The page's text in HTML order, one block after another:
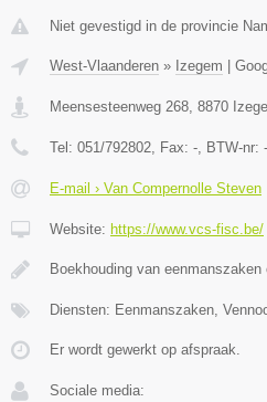
Niet gevestigd in de provincie
West-Vlaanderen » Izegem
Meensesteenweg 268, 8870
Tel: 051/792802, Fax: -, BTW-nr: -
E-mail › Van Compernolle Steven
Website: https://www.vcs-fisc.be/
Boekhouding van
Diensten: Eenmanszaken,
Er wordt gewerkt op afspraak.
Sociale media: